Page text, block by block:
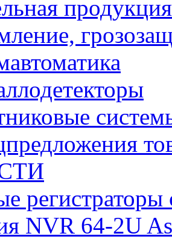
продукция
регистраторы
NVR 64-2U